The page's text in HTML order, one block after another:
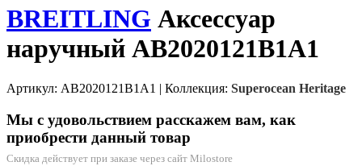
BREITLING Аксессуар
наручный AB2020121B1A1
Артикул: AB2020121B1A1 | Коллекция: Superocean Heritage
Мы с удовольствием расскажем вам, как
приобрести данный товар
Скидка действует при заказе через сайт Milostore